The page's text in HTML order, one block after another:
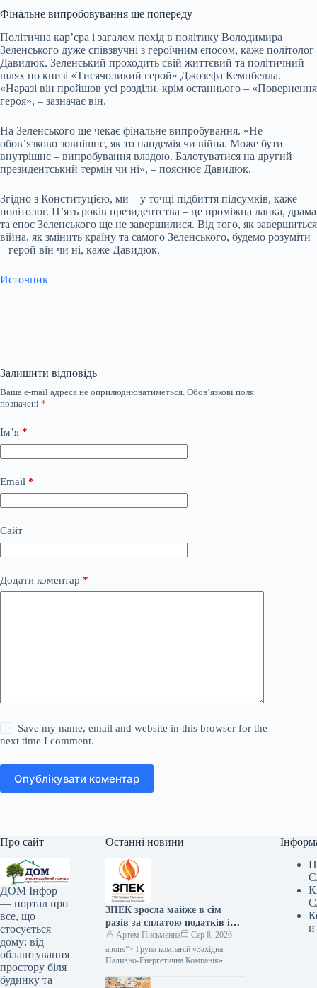
Фінальне випробовування ще попереду
Політична карʼєра і загалом похід в політику Володимира
Зеленського дуже співзвучні з героїчним епосом, каже політолог
Давидюк. Зеленський проходить свій життєвий та політичний
шлях по книзі «Тисячоликий герой» Джозефа Кемпбелла.
«Наразі він пройшов усі розділи, крім останнього – «Повернення
героя», – зазначає він.
На Зеленського ще чекає фінальне випробування. «Не
обовʼязково зовнішнє, як то пандемія чи війна. Може бути
внутрішнє – випробування владою. Балотуватися на другий
президентський термін чи ні», – пояснює Давидюк.
Згідно з Конституцією, ми – у точці підбиття підсумків, каже
політолог. П’ять років президентства – це проміжна ланка, драма
та епос Зеленського ще не завершилися. Від того, як завершиться
війна, як змінить країну та самого Зеленського, будемо розуміти
– герой він чи ні, каже Давидюк.
Источник
Залишити відповідь
Ваша e-mail адреса не оприлюднюватиметься. Обов’язкові поля
позначені *
Ім’я *
Email *
Сайт
Додати коментар *
Save my name, email and website in this browser for the
next time I comment.
Опублікувати коментар
Про сайт
ДОМ Інфор
— портал про
все, що
стосується
дому: від
облаштування
простору біля
будинку та
Останні новини
ЗПЕК зросла майже в сім
разів за сплатою податків і
обов’язкових платежів —
Мінфін
Артем Письменна
Сер 8, 2026
anons”> Група компаній «Західна
Паливно-Енергетична Компанія»
півріччя 2026 року майже у сім разів
и